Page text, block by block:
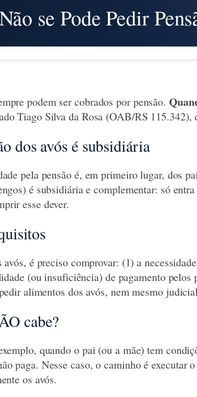
se Pode Pedir
podem ser cobrados por pensão.
Tiago Silva da Rosa (OAB/RS 115.342),
dos avós é subsidiária
pela pensão é, em primeiro lugar, dos
é subsidiária e complementar: só
esse dever.
avós, é preciso comprovar: (1) a
(ou insuficiência) de pagamento pelos
alimentos dos avós, nem mesmo
cabe?
quando o pai (ou a mãe) tem
paga. Nesse caso, o caminho é executar
os avós.